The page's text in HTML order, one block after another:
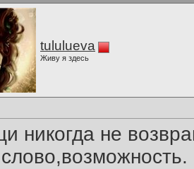
tululueva
Живу я здесь
никогда не